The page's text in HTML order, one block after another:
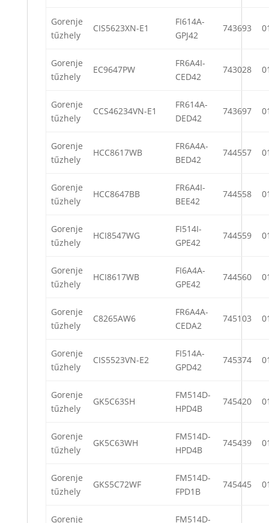
Gorenje
tűzhely
CIS5623XN-E1
FI614A-
GPJ42
743693
Gorenje
tűzhely
EC9647PW
FR6A4I-
CED42
743028
Gorenje
tűzhely
CCS46234VN-E1
FR614A-
DED42
743697
Gorenje
tűzhely
HCC8617WB
FR6A4A-
BED42
744557
Gorenje
tűzhely
HCC8647BB
FR6A4I-
BEE42
744558
Gorenje
tűzhely
HCI8547WG
FI514I-
GPE42
744559
Gorenje
tűzhely
HCI8617WB
FI6A4A-
GPE42
744560
Gorenje
tűzhely
C8265AW6
FR6A4A-
CEDA2
745103
Gorenje
tűzhely
CIS5523VN-E2
FI514A-
GPD42
745374
Gorenje
tűzhely
GK5C63SH
FM514D-
HPD4B
745420
Gorenje
tűzhely
GK5C63WH
FM514D-
HPD4B
745439
Gorenje
tűzhely
GKS5C72WF
FM514D-
FPD1B
745445
Gorenje FM514D-